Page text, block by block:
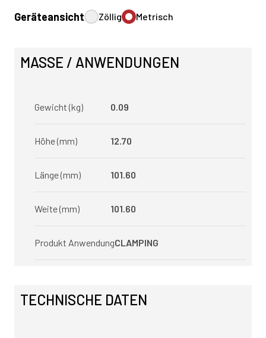
Geräteansicht Zöllig Metrisch
MASSE / ANWENDUNGEN
Gewicht (kg) 0.09
Höhe (mm) 12.70
Länge (mm) 101.60
Weite (mm) 101.60
Produkt AnwendungCLAMPING
TECHNISCHE DATEN